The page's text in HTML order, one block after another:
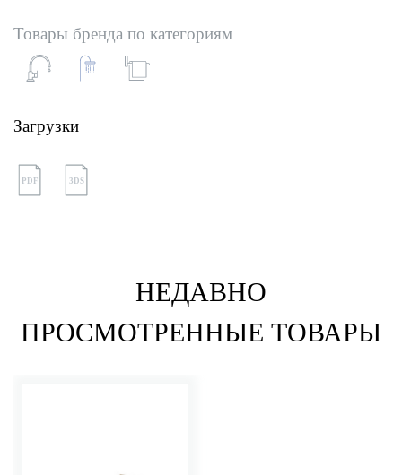
Товары бренда по категориям
Загрузки
PDF 3DS
НЕДАВНО
ПРОСМОТРЕННЫЕ ТОВАРЫ